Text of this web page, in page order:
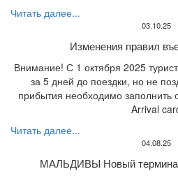
Читать далее...
03.10.25
Изменения правил
Внимание! С 1 октября 2025
за 5 дней до поездки, но не
прибытия необходимо заполнить
Arrival
Читать далее...
04.08.25
МАЛЬДИВЫ Новый